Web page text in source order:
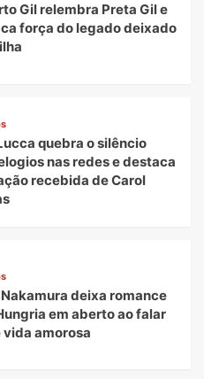
Gil relembra Preta Gil e
força do legado deixado
quebra o silêncio
nas redes e destaca
recebida de Carol
deixa romance
em aberto ao falar
vida amorosa